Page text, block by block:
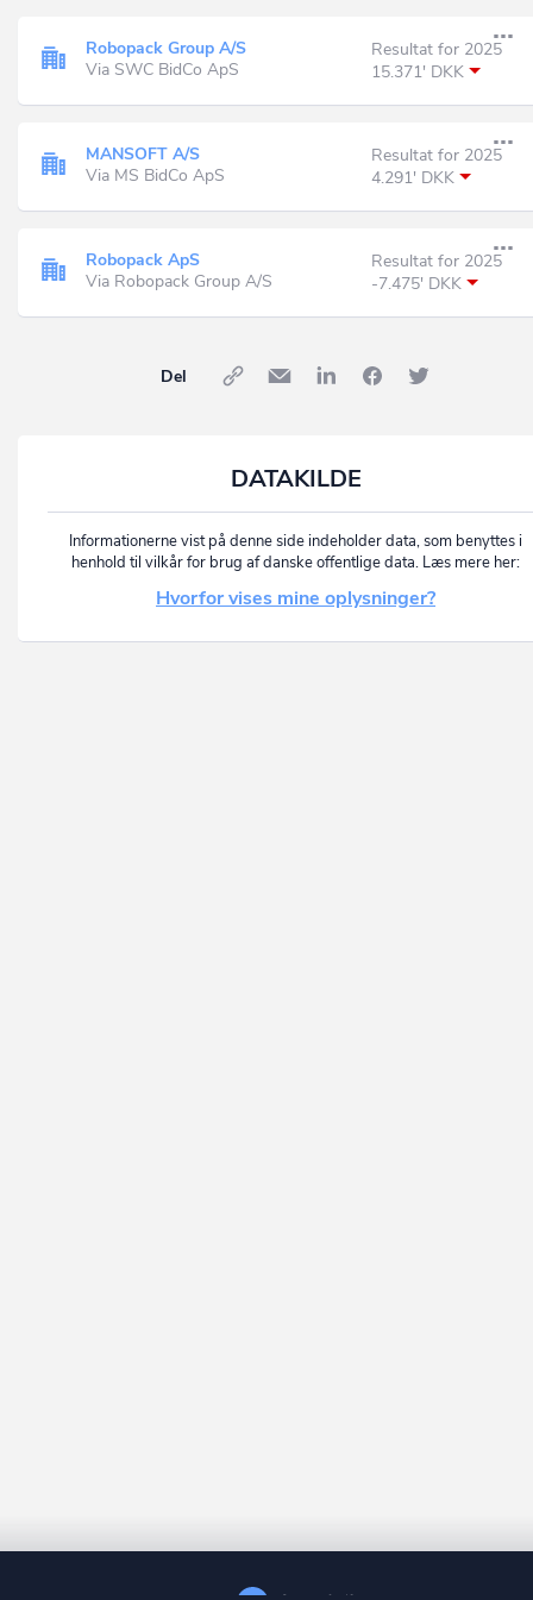
Robopack Group A/S
Via SWC BidCo ApS
Resultat for 2025
15.371' DKK
MANSOFT A/S
Via MS BidCo ApS
Resultat for 2025
4.291' DKK
Robopack ApS
Via Robopack Group A/S
Resultat for 2025
-7.475' DKK
Del
DATAKILDE
Informationerne vist på denne side indeholder data, som benyttes i
henhold til vilkår for brug af danske offentlige data. Læs mere her:
Hvorfor vises mine oplysninger?